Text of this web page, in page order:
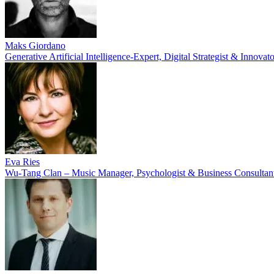
Maks Giordano
Generative Artificial Intelligence-Expert, Digital Strategist &
Eva Ries
Wu-Tang Clan – Music Manager, Psychologist & Business